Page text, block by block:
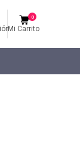
Mi Carrito
0